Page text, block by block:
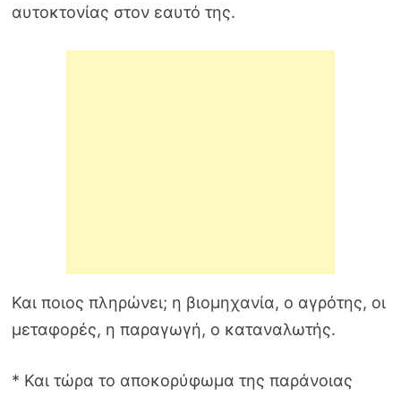
αυτοκτονίας στον εαυτό της.
Και ποιος πληρώνει; η βιομηχανία, ο αγρότης, οι
μεταφορές, η παραγωγή, ο καταναλωτής.
* Και τώρα το αποκορύφωμα της παράνοιας